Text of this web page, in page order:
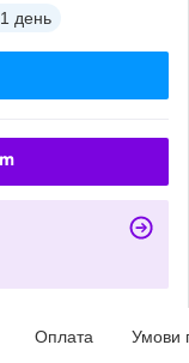
1 день
Оплата Умови